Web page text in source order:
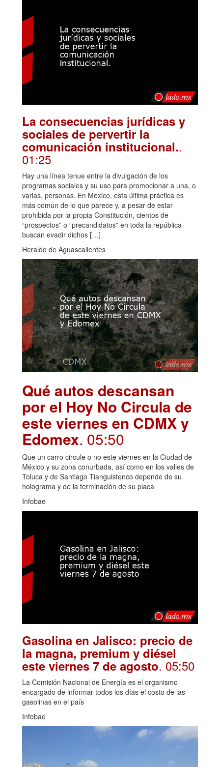
La consecuencias jurídicas y
sociales de pervertir la
comunicación institucional..
01:25
Hay una línea tenue entre la divulgación de los
programas sociales y su uso para promocionar a una, o
varias, personas. En México, esta última práctica es
más común de lo que parece y, a pesar de estar
prohibida por la propia Constitución, cientos de
“prospectos” o “precandidatos” en toda la república
buscan evadir dichos […]
Heraldo de Aguascalientes
Qué autos descansan
por el Hoy No Circula de
este viernes en CDMX y
Edomex. 05:50
Que un carro circule o no este viernes en la Ciudad de
México y su zona conurbada, así como en los valles de
Toluca y de Santiago Tianguistenco depende de su
holograma y de la terminación de su placa
Infobae
Gasolina en Jalisco: precio de
la magna, premium y diésel
este viernes 7 de agosto. 05:50
La Comisión Nacional de Energía es el organismo
encargado de informar todos los días el costo de las
gasolinas en el país
Infobae